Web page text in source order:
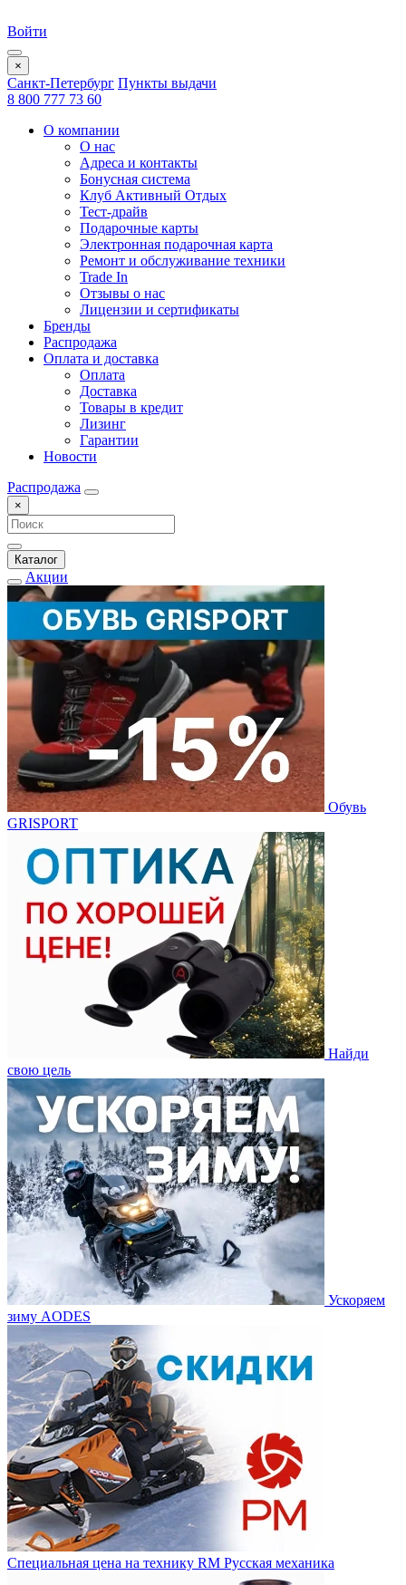
Войти
×
Санкт-Петербург Пункты выдачи
8 800 777 73 60
О компании
О нас
Адреса и контакты
Бонусная система
Клуб Активный Отдых
Тест-драйв
Подарочные карты
Электронная подарочная карта
Ремонт и обслуживание техники
Trade In
Отзывы о нас
Лицензии и сертификаты
Бренды
Распродажа
Оплата и доставка
Оплата
Доставка
Товары в кредит
Лизинг
Гарантии
Новости
Распродажа
×
Каталог
Акции
Обувь
GRISPORT
Найди
свою цель
Ускоряем
зиму AODES
Специальная цена на технику RM Русская механика